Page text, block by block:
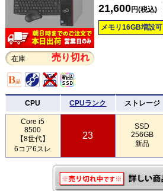
在庫 売り切れ
21,600円(税込)
メモリ16GB増設可
CPU CPUランク ストレージ
Core i5
8500
【8世代】
6コア6スレ
23
SSD
256GB
新品